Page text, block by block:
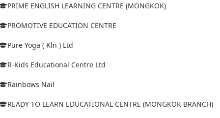
PRIME ENGLISH LEARNING CENTRE (MONGKOK)
PROMOTIVE EDUCATION CENTRE
Pure Yoga ( Kln ) Ltd
R-Kids Educational Centre Ltd
Rainbows Nail
READY TO LEARN EDUCATIONAL CENTRE (MONGKOK BRANCH)